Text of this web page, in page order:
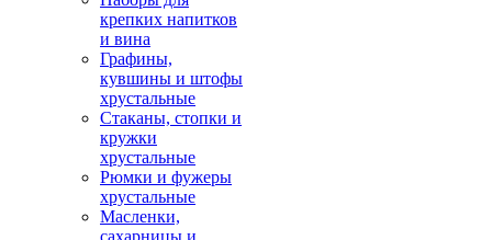
крепких напитков
и вина
Графины,
кувшины и штофы
хрустальные
Стаканы, стопки и
кружки
хрустальные
Рюмки и фужеры
хрустальные
Масленки,
сахарницы и